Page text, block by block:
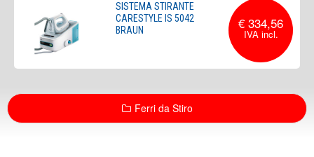
SISTEMA STIRANTE
CARESTYLE IS 5042
BRAUN
€ 334,56
Ferri da Stiro